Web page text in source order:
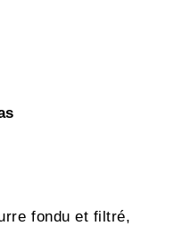
fondu et filtré,